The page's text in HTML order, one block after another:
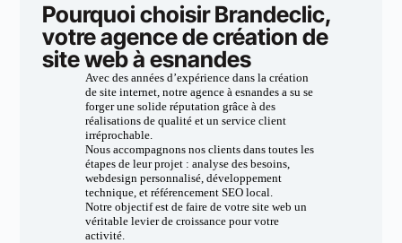
Pourquoi choisir Brandeclic,
votre agence de création de
site web à esnandes
Avec des années d’expérience dans la création
de site internet, notre agence à esnandes a su se
forger une solide réputation grâce à des
réalisations de qualité et un service client
irréprochable.
Nous accompagnons nos clients dans toutes les
étapes de leur projet : analyse des besoins,
webdesign personnalisé, développement
technique, et référencement SEO local.
Notre objectif est de faire de votre site web un
véritable levier de croissance pour votre
activité.